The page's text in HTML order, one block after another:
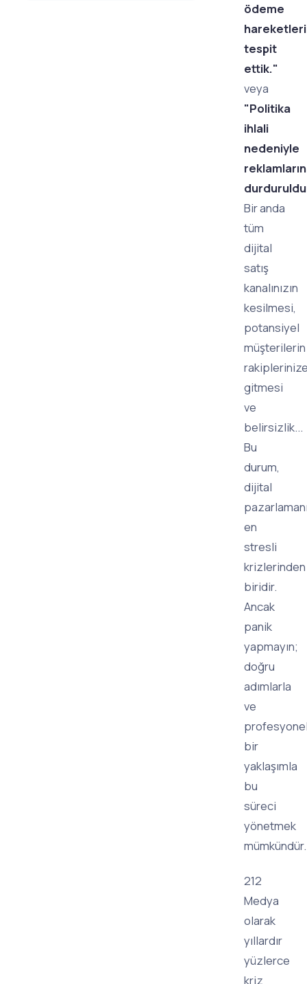
ödeme
hareketleri
tespit
ettik."
veya
"Politika
ihlali
nedeniyle
Bir anda
tüm
dijital
satış
kanalınızın
kesilmesi,
potansiyel
müşterilerin
gitmesi
ve
belirsizlik...
Bu
durum,
dijital
en
stresli
krizlerinden
biridir.
Ancak
panik
yapmayın;
doğru
adımlarla
ve
bir
yaklaşımla
bu
süreci
yönetmek
mümkündür.
212
Medya
olarak
yıllardır
yüzlerce
kriz